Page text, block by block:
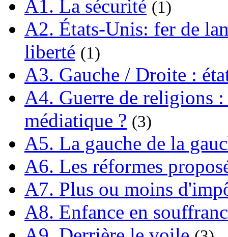
A1. La sécurité (1)
A2. États-Unis: fer de
liberté (1)
A3. Gauche / Droite :
A4. Guerre de religions
médiatique ? (3)
A5. La gauche de la
A6. Les réformes
A7. Plus ou moins
A8. Enfance en